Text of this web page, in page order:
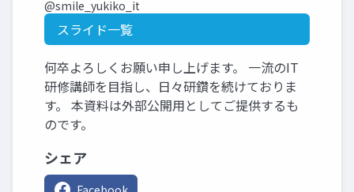
@smile_yukiko_it
スライド一覧
何卒よろしくお願い申し上げます。 一流のIT
研修講師を目指し、日々研鑽を続けておりま
す。 本資料は外部公開用としてご提供するも
のです。
シェア